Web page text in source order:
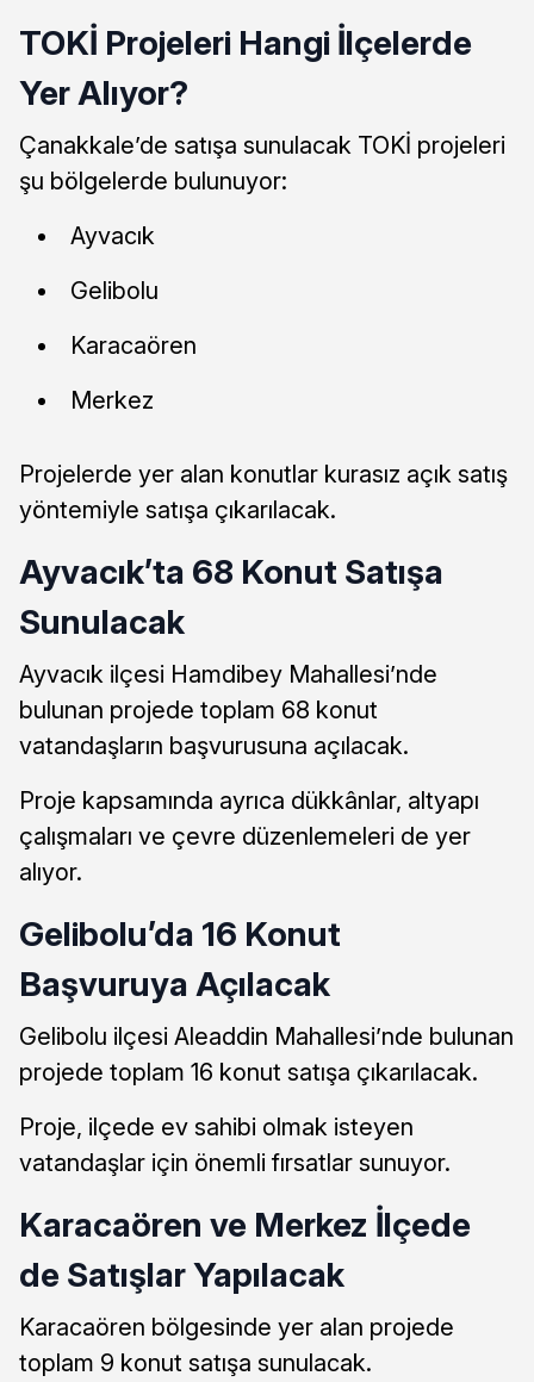
TOKİ Projeleri Hangi İlçelerde
Yer Alıyor?
Çanakkale’de satışa sunulacak TOKİ projeleri
şu bölgelerde bulunuyor:
Ayvacık
Gelibolu
Karacaören
Merkez
Projelerde yer alan konutlar kurasız açık satış
yöntemiyle satışa çıkarılacak.
Ayvacık’ta 68 Konut Satışa
Sunulacak
Ayvacık ilçesi Hamdibey Mahallesi’nde
bulunan projede toplam 68 konut
vatandaşların başvurusuna açılacak.
Proje kapsamında ayrıca dükkânlar, altyapı
çalışmaları ve çevre düzenlemeleri de yer
alıyor.
Gelibolu’da 16 Konut
Başvuruya Açılacak
Gelibolu ilçesi Aleaddin Mahallesi’nde bulunan
projede toplam 16 konut satışa çıkarılacak.
Proje, ilçede ev sahibi olmak isteyen
vatandaşlar için önemli fırsatlar sunuyor.
Karacaören ve Merkez İlçede
de Satışlar Yapılacak
Karacaören bölgesinde yer alan projede
toplam 9 konut satışa sunulacak.